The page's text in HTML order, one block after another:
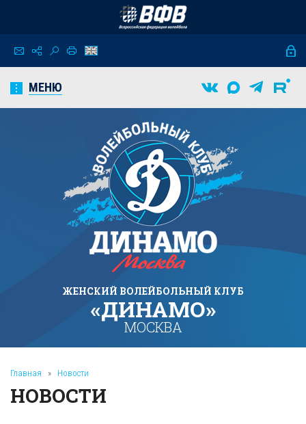
МЕНЮ
ЖЕНСКИЙ ВОЛЕЙБОЛЬНЫЙ КЛУБ
«ДИНАМО»
МОСКВА
Главная » Новости
НОВОСТИ